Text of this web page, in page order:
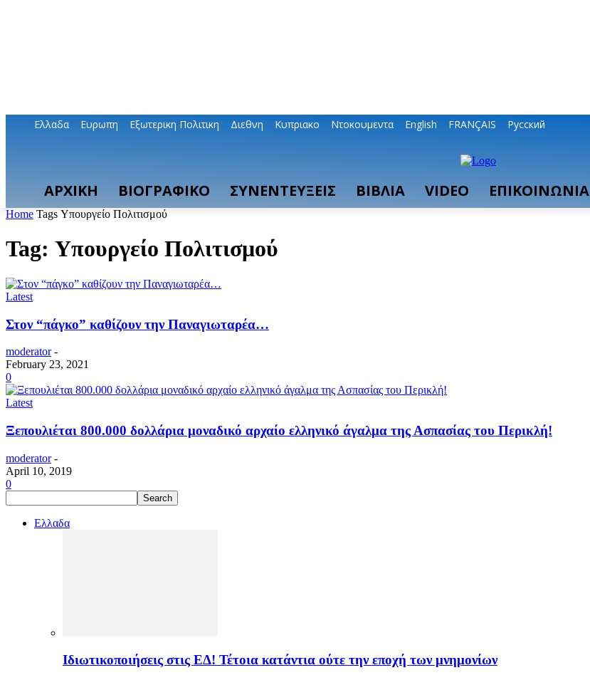
Ελλαδα Ευρωπη Εξωτερικη Πολιτικη Διεθνη Κυπριακο Ντοκουμεντα English FRANÇAIS Русский
ΑΡΧΙΚΗ ΒΙΟΓΡΑΦΙΚΟ ΣΥΝΕΝΤΕΥΞΕΙΣ ΒΙΒΛΙΑ VIDEO ΕΠΙΚΟΙΝΩΝΙΑ
Home Tags Υπουργείο Πολιτισμού
Tag: Υπουργείο Πολιτισμού
Latest
Στον “πάγκο” καθίζουν την Παναγιωταρέα…
moderator -
February 23, 2021
0
Latest
Ξεπουλιέται 800.000 δολλάρια μοναδικό αρχαίο ελληνικό άγαλμα της Ασπασίας του Περικλή!
moderator -
April 10, 2019
0
Ελλαδα
Ιδιωτικοποιήσεις στις ΕΔ! Τέτοια κατάντια ούτε την εποχή των μνημονίων